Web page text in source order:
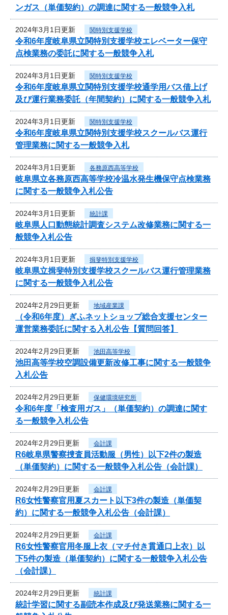
ンガス（単価契約）の調達に関する一般競争入札
2024年3月1日更新 関特別支援学校
令和6年度岐阜県立関特別支援学校エレベーター保守
点検業務の委託に関する一般競争入札
2024年3月1日更新 関特別支援学校
令和6年度岐阜県立関特別支援学校通学用バス借上げ
及び運行業務委託（年間契約）に関する一般競争入札
2024年3月1日更新 関特別支援学校
令和6年度岐阜県立関特別支援学校スクールバス運行
管理業務に関する一般競争入札
2024年3月1日更新 各務原西高等学校
岐阜県立各務原西高等学校冷温水発生機保守点検業務
に関する一般競争入札公告
2024年3月1日更新 統計課
岐阜県人口動態統計調査システム改修業務に関する一
般競争入札公告
2024年3月1日更新 揖斐特別支援学校
岐阜県立揖斐特別支援学校スクールバス運行管理業務
に関する一般競争入札公告
2024年2月29日更新 地域産業課
（令和6年度）ぎふネットショップ総合支援センター
運営業務委託に関する入札公告【質問回答】
2024年2月29日更新 池田高等学校
池田高等学校空調設備更新改修工事に関する一般競争
入札公告
2024年2月29日更新 保健環境研究所
令和6年度「検査用ガス」（単価契約）の調達に関す
る一般競争入札公告
2024年2月29日更新 会計課
R6岐阜県警察捜査員活動服（男性）以下2件の製造
（単価契約）に関する一般競争入札公告（会計課）
2024年2月29日更新 会計課
R6女性警察官用夏スカート以下3件の製造（単価契
約）に関する一般競争入札公告（会計課）
2024年2月29日更新 会計課
R6女性警察官用冬服上衣（マチ付き貫通口上衣）以
下5件の製造（単価契約）に関する一般競争入札公告
（会計課）
2024年2月29日更新 統計課
統計学習に関する副読本作成及び発送業務に関する一